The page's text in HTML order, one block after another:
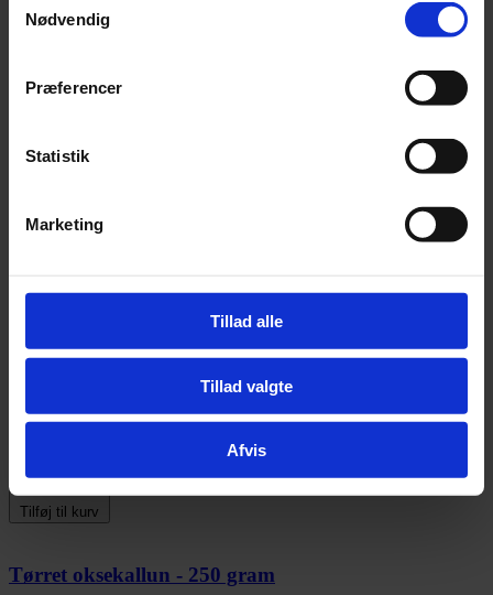
Nødvendig
Præferencer
Statistik
Marketing
Tillad alle
Tillad valgte
Afvis
Whesco tørret okselever - 300 gram
Tilføj til kurv
Whesco Nature Tørret Oksekød - 200 gram
Tilføj til kurv
Tørret oksekallun - 250 gram